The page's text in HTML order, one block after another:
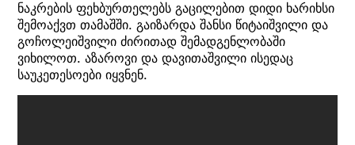
ნაკრების ფეხბურთელებს გაცილებით დიდი ხარიხსი
შემოაქვთ თამაშში. გაიზარდა შანსი წიტაიშვილი და
გოჩოლეიშვილი ძირითად შემადგენლობაში
ვიხილოთ. აზაროვი და დავითაშვილი ისედაც
საუკეთესოები იყვნენ.